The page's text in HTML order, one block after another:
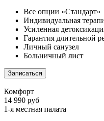
Все опции «Стандарт»
Индивидуальная
Усиленная
Гарантия длительной
Личный санузел
Больничный лист
Записаться
Комфорт
14 990 руб
1-я местная палата